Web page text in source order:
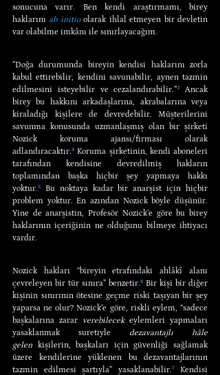
sonucuna varır. Ben kendi araştırmamı, birey
haklarını ab initio olarak ihlal etmeyen bir devletin
var olabilme imkânı ile sınırlayacağım.
”Doğa durumunda bireyin kendisi haklarını zorla
kabul ettirebilir, kendini savunabilir, aynen tazmin
edilmesini isteyebilir ve cezalandırabilir.”³ Ancak
birey bu hakkını arkadaşlarına, akrabalarına veya
kiraladığı kişilere de devredebilir. Müşterilerini
savunma konusunda uzmanlaşmış olan bir şirketi
Nozick koruma ajansı/firması olarak
adlandıracaktır.⁴ Koruma şirketinin, kendi aboneleri
tarafından kendisine devredilmiş hakların
toplamından başka hiçbir şey yapmaya hakkı
yoktur.⁵ Bu noktaya kadar bir anarşist için hiçbir
problem yoktur. En azından Nozick böyle düşünür.
Yine de anarşistin, Profesör Nozick’e göre bu birey
haklarının içeriğinin ne olduğunu bilmeye ihtiyacı
vardır.
Nozick hakları “bireyin etrafındaki ahlâkî alanı
çevreleyen bir tür sınıra” benzetir.⁶ Bir kişi bir diğer
kişinin sınırının ötesine geçme riski taşıyan bir şey
yaparsa ne olur? Nozick’e göre, riskli eylem, “sadece
başkalarına zarar verebilecek eylemleri yapmaları
yasaklanmak suretiyle dezavantajlı hâle
gelen kişilerin, başkaları için güvenliği sağlamak
üzere kendilerine yüklenen bu dezavantajlarının
tazmin edilmesi şartıyla” yasaklanabilir.⁷ Kendisi